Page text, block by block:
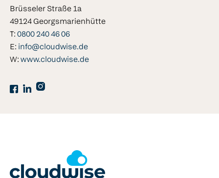
Brüsseler Straße 1a
49124 Georgsmarienhütte
T: 0800 240 46 06
E: info@cloudwise.de
W: www.cloudwise.de